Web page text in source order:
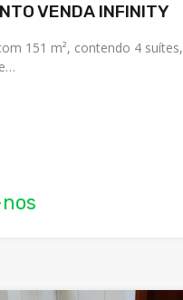
VENDA INFINITY
151 m², contendo 4 suítes,